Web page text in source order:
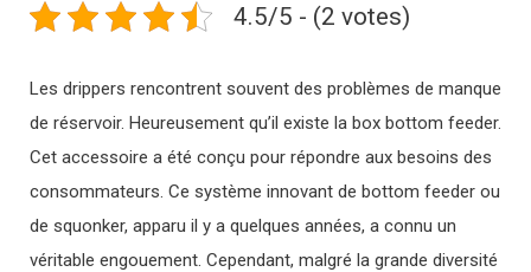
4.5/5 - (2 votes)
Les drippers rencontrent souvent des problèmes de manque
de réservoir. Heureusement qu’il existe la box bottom feeder.
Cet accessoire a été conçu pour répondre aux besoins des
consommateurs. Ce système innovant de bottom feeder ou
de squonker, apparu il y a quelques années, a connu un
véritable engouement. Cependant, malgré la grande diversité